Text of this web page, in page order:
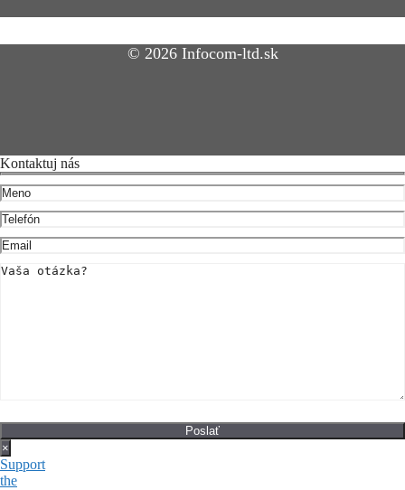
© 2026 Infocom-ltd.sk
Kontaktuj nás
×
Support
the